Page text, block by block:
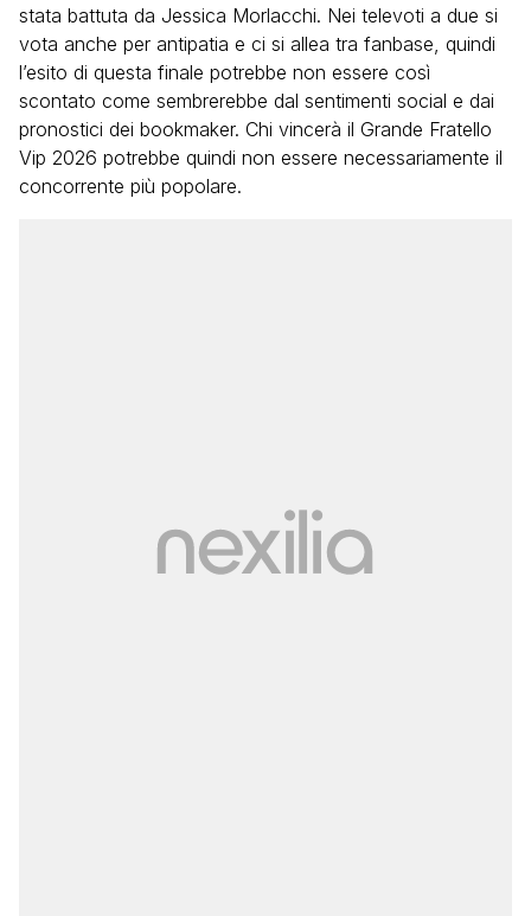
stata battuta da Jessica Morlacchi. Nei televoti a due si
vota anche per antipatia e ci si allea tra fanbase, quindi
l’esito di questa finale potrebbe non essere così
scontato come sembrerebbe dal sentimenti social e dai
pronostici dei bookmaker. Chi vincerà il Grande Fratello
Vip 2026 potrebbe quindi non essere necessariamente il
concorrente più popolare.